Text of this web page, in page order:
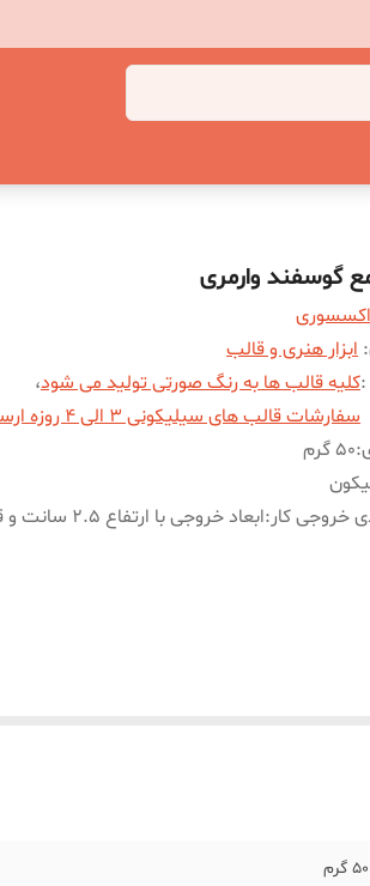
گوسفند وارمری
: ابزار هنری و قالب
کلیه قالب ها به رنگ صورتی تولید می شود،
سفارشات قالب های سیلیکونی 3 الی 4 روزه ارسال می شوند
:50 گرم
خروجی کار:ابعاد خروجی با ارتفاع 2.5 سانت و قطر 2 سانت میباشد
50 گرم